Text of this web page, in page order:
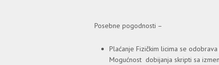
Posebne pogodnosti –
Plaćanje Fizičkim licima se odobrava
Mogućnost dobijanja skripti sa